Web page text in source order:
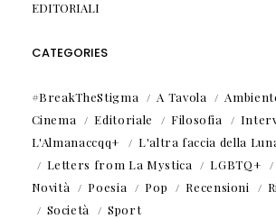
EDITORIALI
CATEGORIES
#BreakTheStigma A Tavola
Cinema
Editoriale Filosofia
L'Almanaccqq+
L'altra faccia della
Letters from La Mystica
LGBTQ+
Novità
Poesia Pop Recensioni
Società
Sport